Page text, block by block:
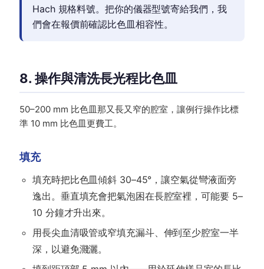
Hach 規格料號。把你的儀器型號寄給我們，我
們會在報價前確認比色皿相容性。
8. 操作與清洗長光程比色皿
50–200 mm 比色皿那又長又窄的腔室，讓例行操作比標
準 10 mm 比色皿更費工。
填充
填充時把比色皿傾斜 30–45°，讓空氣從彎液面旁
逸出。垂直填充會把氣泡困在長腔室裡，可能要 5–
10 分鐘才升出來。
用長尖血清吸管或窄填充漏斗、伸到至少腔室一半
深，以避免濺灑。